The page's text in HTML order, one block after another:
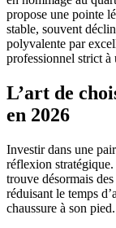
propose une pointe
stable, souvent
polyvalente par
professionnel strict à
L’art de
en 2026
Investir dans une
réflexion
trouve désormais
réduisant le temps
chaussure à son pied.